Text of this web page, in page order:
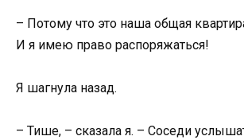
– Потому что это наша общая
И я имею право распоряжаться!
Я шагнула назад.
– Тише, – сказала я. – Соседи